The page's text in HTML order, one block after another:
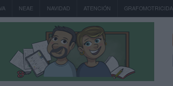
NEAE NAVIDAD ATENCIÓN